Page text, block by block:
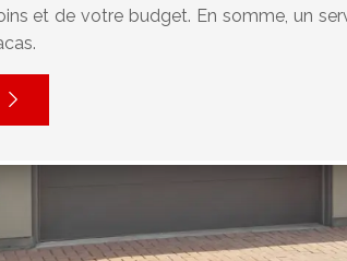
et de votre budget. En somme, un